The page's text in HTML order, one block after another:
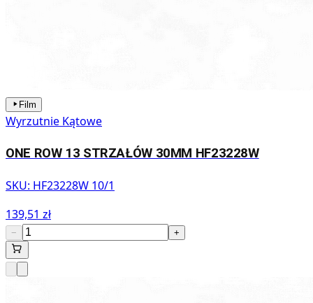
Film
Wyrzutnie Kątowe
ONE ROW 13 STRZAŁÓW 30MM HF23228W
SKU: HF23228W 10/1
139,51 zł
− +